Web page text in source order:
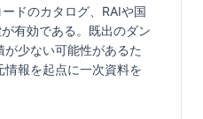
ドのカタログ、RAIや国
有効である。既出のダン
少ない可能性があるた
報を起点に一次資料を